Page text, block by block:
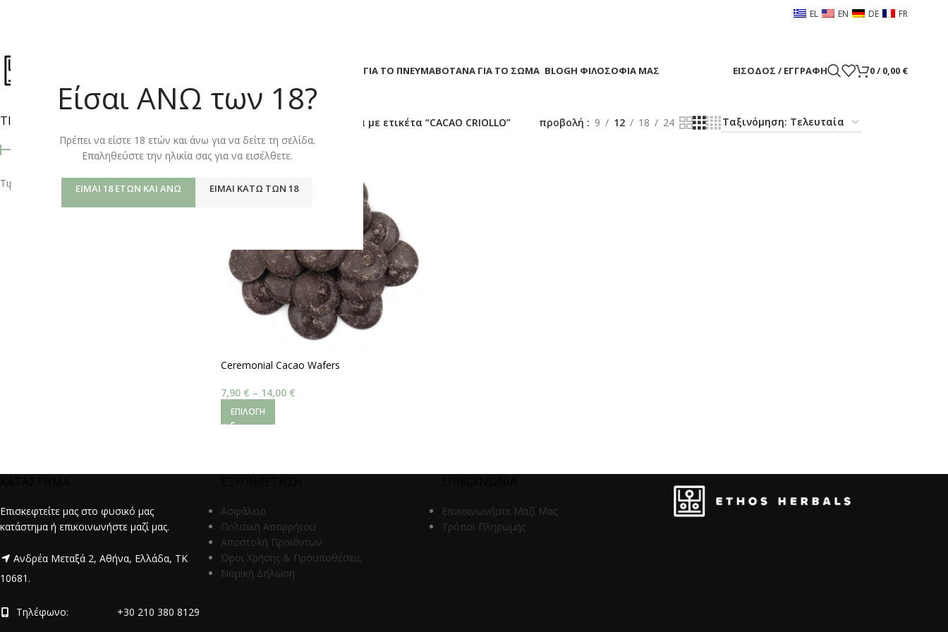
Είσαι ΑΝΩ των 18?
Πρέπει να είστε 18 ετών και άνω για να δείτε τη σελίδα.
Επαληθεύστε την ηλικία σας για να εισέλθετε.
ΕΊΜΑΙ 18 ΕΤΏΝ ΚΑΙ ΆΝΩ ΕΊΜΑΙ ΚΆΤΩ ΤΩΝ 18
EL EN DE FR
ΒΟΤΑΝΑ ΓΙΑ ΤΟ ΠΝΕΥΜΑΒΟΤΑΝΑ ΓΙΑ ΤΟ ΣΩΜΑ BLOGΗ ΦΙΛΟΣΟΦΙΑ ΜΑΣ ΕΊΣΟΔΟΣ / ΕΓΓΡΑΦΉ 0/ 0,00 €
ΤΙΜΉ
ΦΙΛΤΡΆΡΙΣΜΑ
Τιμή: 20 €
Προϊόντα με ετικέτα “CACAO CRIOLLO” προβολή 9 12 18 24
Ceremonial Cacao Wafers
7,90 € – 14,00 €
ΕΠΙΛΟΓΉ
Επισκεφτείτε μας στο φυσικό μας
κατάστημα ή επικοινωνήστε μαζί μας.
Ανδρέα Μεταξά 2, Αθήνα, Ελλάδα, ΤΚ
10681.
Τηλέφωνο: +30 210 380 8129
Ασφάλεια
Πολιτική Απορρήτου
Αποστολή Προϊόντων
Όροι Χρήσης & Προϋποθέσεις
Νομική Δήλωση
Επικοινωνήστε Μαζί Μας
Τρόποι Πληρωμής